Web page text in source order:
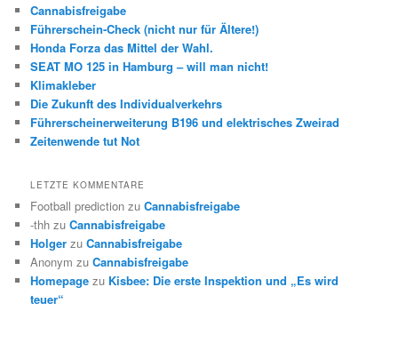
Cannabisfreigabe
Führerschein-Check (nicht nur für Ältere!)
Honda Forza das Mittel der Wahl.
SEAT MO 125 in Hamburg – will man nicht!
Klimakleber
Die Zukunft des Individualverkehrs
Führerscheinerweiterung B196 und elektrisches Zweirad
Zeitenwende tut Not
LETZTE KOMMENTARE
Football prediction zuCannabisfreigabe
-thh zuCannabisfreigabe
Holger zuCannabisfreigabe
Anonym zuCannabisfreigabe
Homepage zu Kisbee: Die erste Inspektion und „Es wird
teuer“